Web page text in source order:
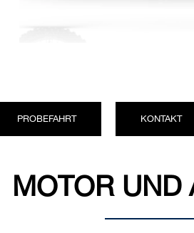
PROBEFAHRT KONTAKT
MOTOR UND